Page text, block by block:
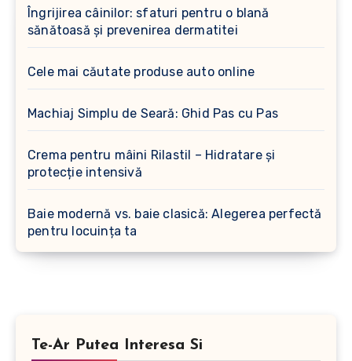
Îngrijirea câinilor: sfaturi pentru o blană
sănătoasă și prevenirea dermatitei
Cele mai căutate produse auto online
Machiaj Simplu de Seară: Ghid Pas cu Pas
Crema pentru mâini Rilastil – Hidratare și
protecție intensivă
Baie modernă vs. baie clasică: Alegerea perfectă
pentru locuința ta
Te-Ar Putea Interesa Si